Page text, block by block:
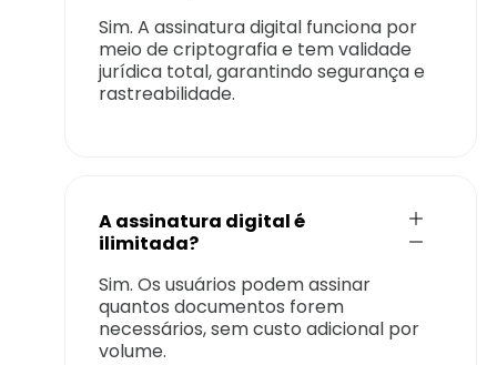
Sim. A assinatura digital funciona por
meio de criptografia e tem validade
jurídica total, garantindo segurança e
rastreabilidade.
A assinatura digital é
ilimitada?
Sim. Os usuários podem assinar
quantos documentos forem
necessários, sem custo adicional por
volume.